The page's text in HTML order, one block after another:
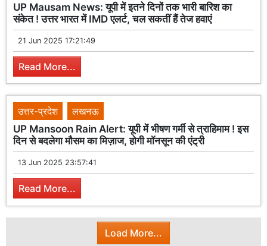
UP Mausam News: यूपी में इतने दिनों तक भारी बारिश का
संकेत ! उत्तर भारत में IMD एलर्ट, चल सकतीं हैं तेज हवाएं
21 Jun 2025 17:21:49
Read More...
उत्तर-प्रदेश
लखनऊ
UP Mansoon Rain Alert: यूपी में भीषण गर्मी से त्राहिमाम ! इस
दिन से बदलेगा मौसम का मिज़ाज, होगी मॉनसून की एंट्री
13 Jun 2025 23:57:41
Read More...
Load More...